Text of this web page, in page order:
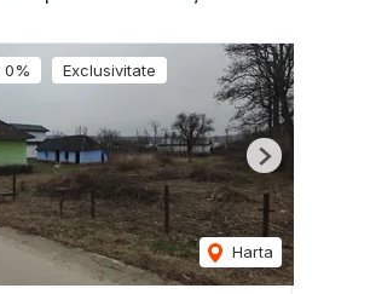
0% Exclusivitate
Harta
Next